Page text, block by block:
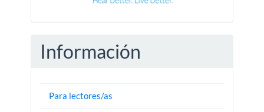
Información
Para lectores/as